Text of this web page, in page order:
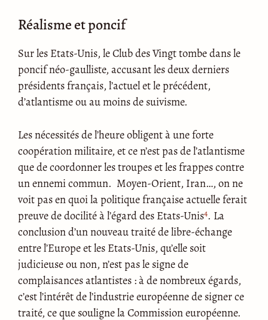
Réalisme et poncif
Sur les Etats-Unis, le Club des Vingt tombe dans le
poncif néo-gaulliste, accusant les deux derniers
présidents français, l’actuel et le précédent,
d’atlantisme ou au moins de suivisme.
Les nécessités de l’heure obligent à une forte
coopération militaire, et ce n’est pas de l’atlantisme
que de coordonner les troupes et les frappes contre
un ennemi commun. Moyen-Orient, Iran…, on ne
voit pas en quoi la politique française actuelle ferait
preuve de docilité à l’égard des Etats-Unis4. La
conclusion d’un nouveau traité de libre-échange
entre l’Europe et les Etats-Unis, qu’elle soit
judicieuse ou non, n’est pas le signe de
complaisances atlantistes : à de nombreux égards,
c’est l’intérêt de l’industrie européenne de signer ce
traité, ce que souligne la Commission européenne.